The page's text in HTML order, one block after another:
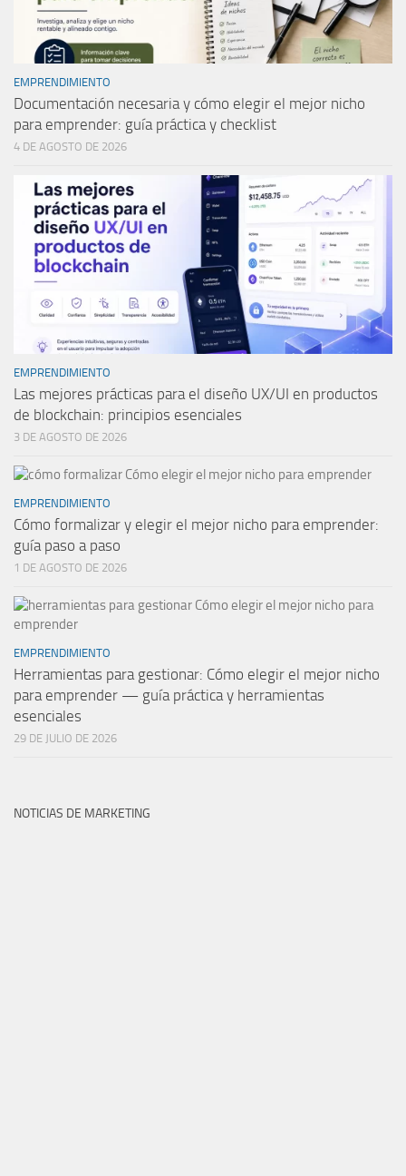
EMPRENDIMIENTO
Documentación necesaria y cómo elegir el mejor nicho
para emprender: guía práctica y checklist
4 DE AGOSTO DE 2026
EMPRENDIMIENTO
Las mejores prácticas para el diseño UX/UI en productos
de blockchain: principios esenciales
3 DE AGOSTO DE 2026
EMPRENDIMIENTO
Cómo formalizar y elegir el mejor nicho para emprender:
guía paso a paso
1 DE AGOSTO DE 2026
EMPRENDIMIENTO
Herramientas para gestionar: Cómo elegir el mejor nicho
para emprender — guía práctica y herramientas
esenciales
29 DE JULIO DE 2026
NOTICIAS DE MARKETING